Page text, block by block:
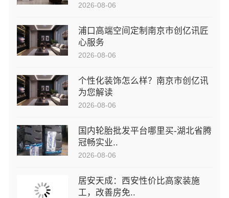
2026-08-06
浦口高端空间定制南京市创亿讯匠
心服务
2026-08-06
个性化装饰怎么样？南京市创亿讯
为您解读
2026-08-06
国内轮胎批发平台哪里买-湖北省腾
冠畅实业..
2026-08-06
居安天成：西安性价比高家装施
工，改善房免..